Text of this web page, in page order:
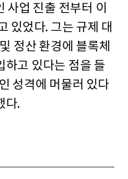
사업 진출 전부터 이
있었다. 그는 규제 대
정산 환경에 블록체
하고 있다는 점을 들
성격에 머물러 있다
다.